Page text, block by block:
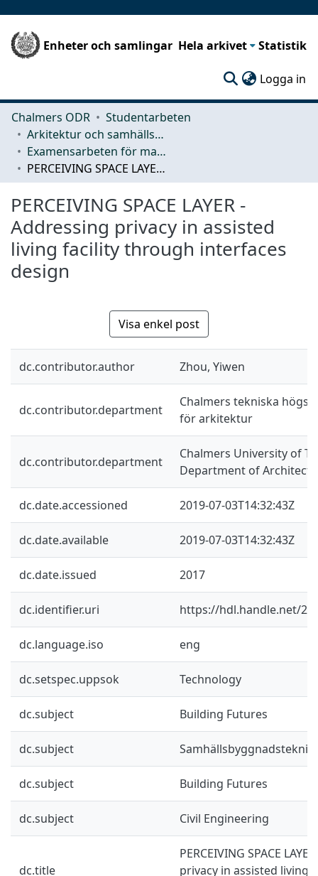
Enheter och samlingar Hela arkivet Statistik
Logga in
Chalmers ODR
Studentarbeten
Arkitektur och samhällsbyggnadsteknik (ACE)
Examensarbeten för masterexamen
PERCEIVING SPACE LAYER - Addressing privacy in assisted living facility through interfaces design
PERCEIVING SPACE LAYER -
Addressing privacy in assisted
living facility through interfaces
design
Visa enkel post
dc.contributor.author Zhou, Yiwen
dc.contributor.department
Chalmers tekniska
för arkitektur
dc.contributor.department
Chalmers University of
Department of
dc.date.accessioned 2019-07-03T14:32:43Z
dc.date.available 2019-07-03T14:32:43Z
dc.date.issued 2017
dc.identifier.uri https://hdl.handle.net/
dc.language.iso eng
dc.setspec.uppsok Technology
dc.subject Building Futures
dc.subject Samhällsbyggnadsteknik
dc.subject Building Futures
dc.subject Civil Engineering
dc.title
PERCEIVING SPACE
privacy in assisted living